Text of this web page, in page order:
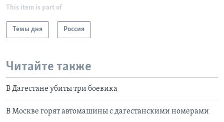
This item is part of
Темы дня Россия
Читайте также
В Дагестане убиты три боевика
В Москве горят автомашины с дагестанскими номерами